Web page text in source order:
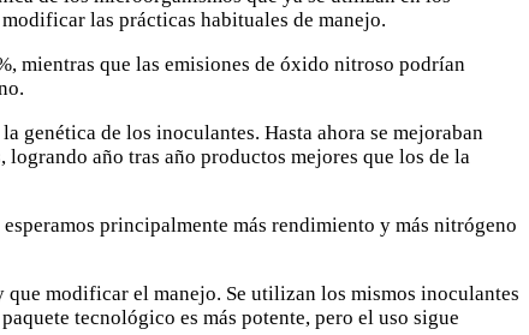
las prácticas habituales de manejo.
mientras que las emisiones de óxido nitroso podrían
genética de los inoculantes. Hasta ahora se mejoraban
año tras año productos mejores que los de la
principalmente más rendimiento y más nitrógeno
que modificar el manejo. Se utilizan los mismos inoculantes
tecnológico es más potente, pero el uso sigue